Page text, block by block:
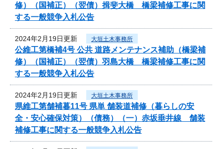
修）（国補正）（翌債）揖斐大橋 橋梁補修工事に関
する一般競争入札公告
2024年2月19日更新 大垣土木事務所
公維工第橋補4号 公共 道路メンテナンス補助（橋梁補
修）（国補正）（翌債）羽島大橋 橋梁補修工事に関
する一般競争入札公告
2024年2月19日更新 大垣土木事務所
県維工第舗補暮11号 県単 舗装道補修（暮らしの安
全・安心確保対策）（債務）（一）赤坂垂井線 舗装
補修工事に関する一般競争入札公告